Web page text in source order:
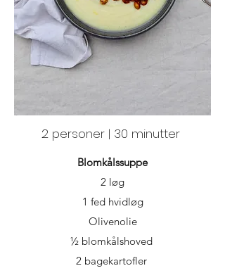
2 personer | 30 minutter
Blomkålssuppe
2 løg
1 fed hvidløg
Olivenolie
½ blomkålshoved
2 bagekartofler